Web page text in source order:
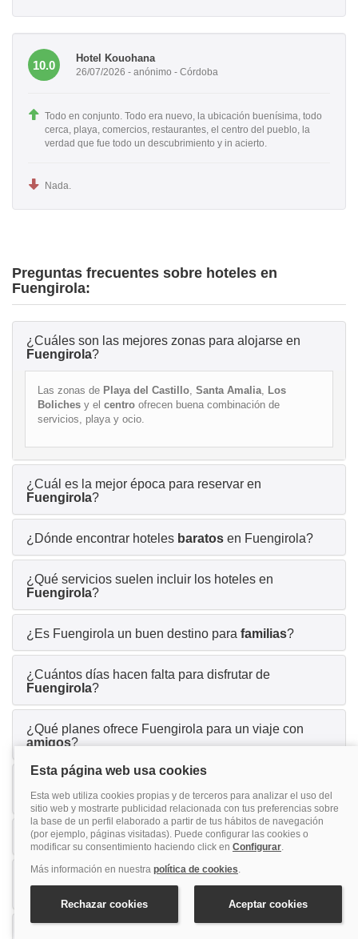
10.0
Hotel Kouohana
26/07/2026 - anónimo - Córdoba
Todo en conjunto. Todo era nuevo, la ubicación buenísima, todo
cerca, playa, comercios, restaurantes, el centro del pueblo, la
verdad que fue todo un descubrimiento y in acierto.
Nada.
Preguntas frecuentes sobre hoteles en
Fuengirola:
¿Cuáles son las mejores zonas para alojarse en
Fuengirola?
Las zonas de Playa del Castillo, Santa Amalia, Los
Boliches y el centro ofrecen buena combinación de
servicios, playa y ocio.
¿Cuál es la mejor época para reservar en
Fuengirola?
¿Dónde encontrar hoteles baratos en Fuengirola?
¿Qué servicios suelen incluir los hoteles en
Fuengirola?
¿Es Fuengirola un buen destino para familias?
¿Cuántos días hacen falta para disfrutar de
Fuengirola?
¿Qué planes ofrece Fuengirola para un viaje con
amigos?
parejas ?
¿Los hoteles en Fuengirola aceptanmascotas?
¿Es necesario alquilarcochepara moverse por